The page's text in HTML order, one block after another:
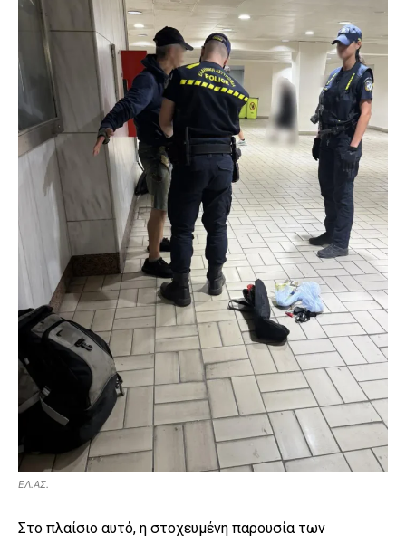
ΕΛ.ΑΣ.
Στο πλαίσιο αυτό, η στοχευμένη παρουσία των